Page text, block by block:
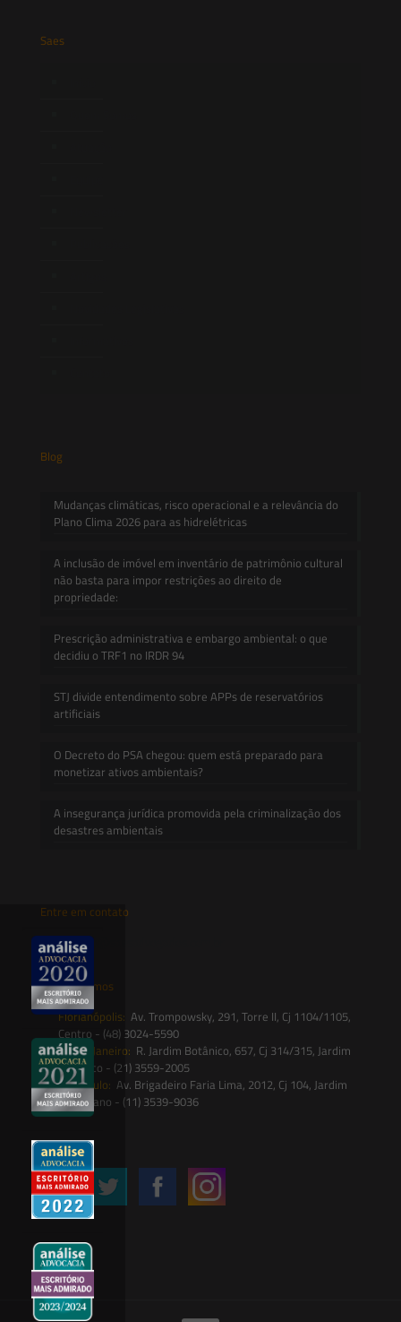
Saes
Blog
Mudanças climáticas, risco operacional e a relevância do
Plano Clima 2026 para as hidrelétricas
A inclusão de imóvel em inventário de patrimônio cultural
não basta para impor restrições ao direito de
propriedade:
Prescrição administrativa e embargo ambiental: o que
decidiu o TRF1 no IRDR 94
STJ divide entendimento sobre APPs de reservatórios
artificiais
O Decreto do PSA chegou: quem está preparado para
monetizar ativos ambientais?
A insegurança jurídica promovida pela criminalização dos
desastres ambientais
Entre em contato
contato@saesadvogados.com.br
Onde estamos
Florianópolis: Av. Trompowsky, 291, Torre II, Cj 1104/1105,
Centro - (48) 3024-5590
Rio de Janeiro: R. Jardim Botânico, 657, Cj 314/315, Jardim
Botânico - (21) 3559-2005
São Paulo: Av. Brigadeiro Faria Lima, 2012, Cj 104, Jardim
Paulistano - (11) 3539-9036
Siga-nos